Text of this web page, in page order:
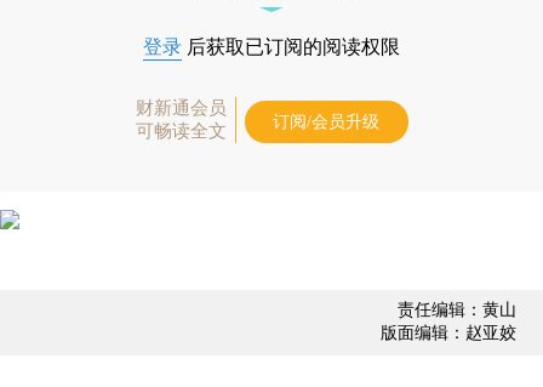
登录 后获取已订阅的阅读权限
财新通会员
可畅读全文
订阅/会员升级
责任编辑：黄山
版面编辑：赵亚姣